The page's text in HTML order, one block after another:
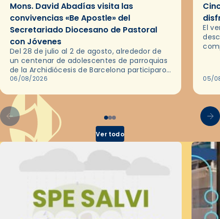
Mons. David Abadías visita las
convivencias «Be Apostle» del
Secretariado Diocesano de Pastoral
con Jóvenes
Del 28 de julio al 2 de agosto, alrededor de
un centenar de adolescentes de parroquias
de la Archidiócesis de Barcelona participaron
en las convivencias Be Apostle, organizadas
06/08/2026
El
05/
Ver todo